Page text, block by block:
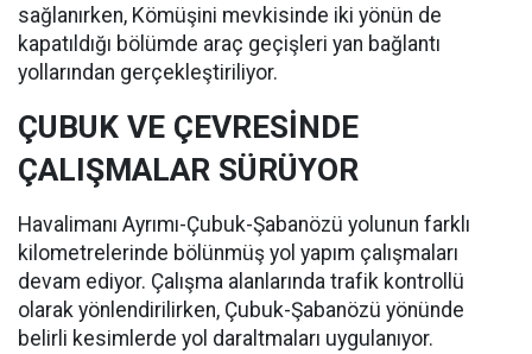
sağlanırken, Kömüşini mevkisinde iki yönün de
kapatıldığı bölümde araç geçişleri yan bağlantı
yollarından gerçekleştiriliyor.
ÇUBUK VE ÇEVRESİNDE
ÇALIŞMALAR SÜRÜYOR
Havalimanı Ayrımı-Çubuk-Şabanözü yolunun farklı
kilometrelerinde bölünmüş yol yapım çalışmaları
devam ediyor. Çalışma alanlarında trafik kontrollü
olarak yönlendirilirken, Çubuk-Şabanözü yönünde
belirli kesimlerde yol daraltmaları uygulanıyor.